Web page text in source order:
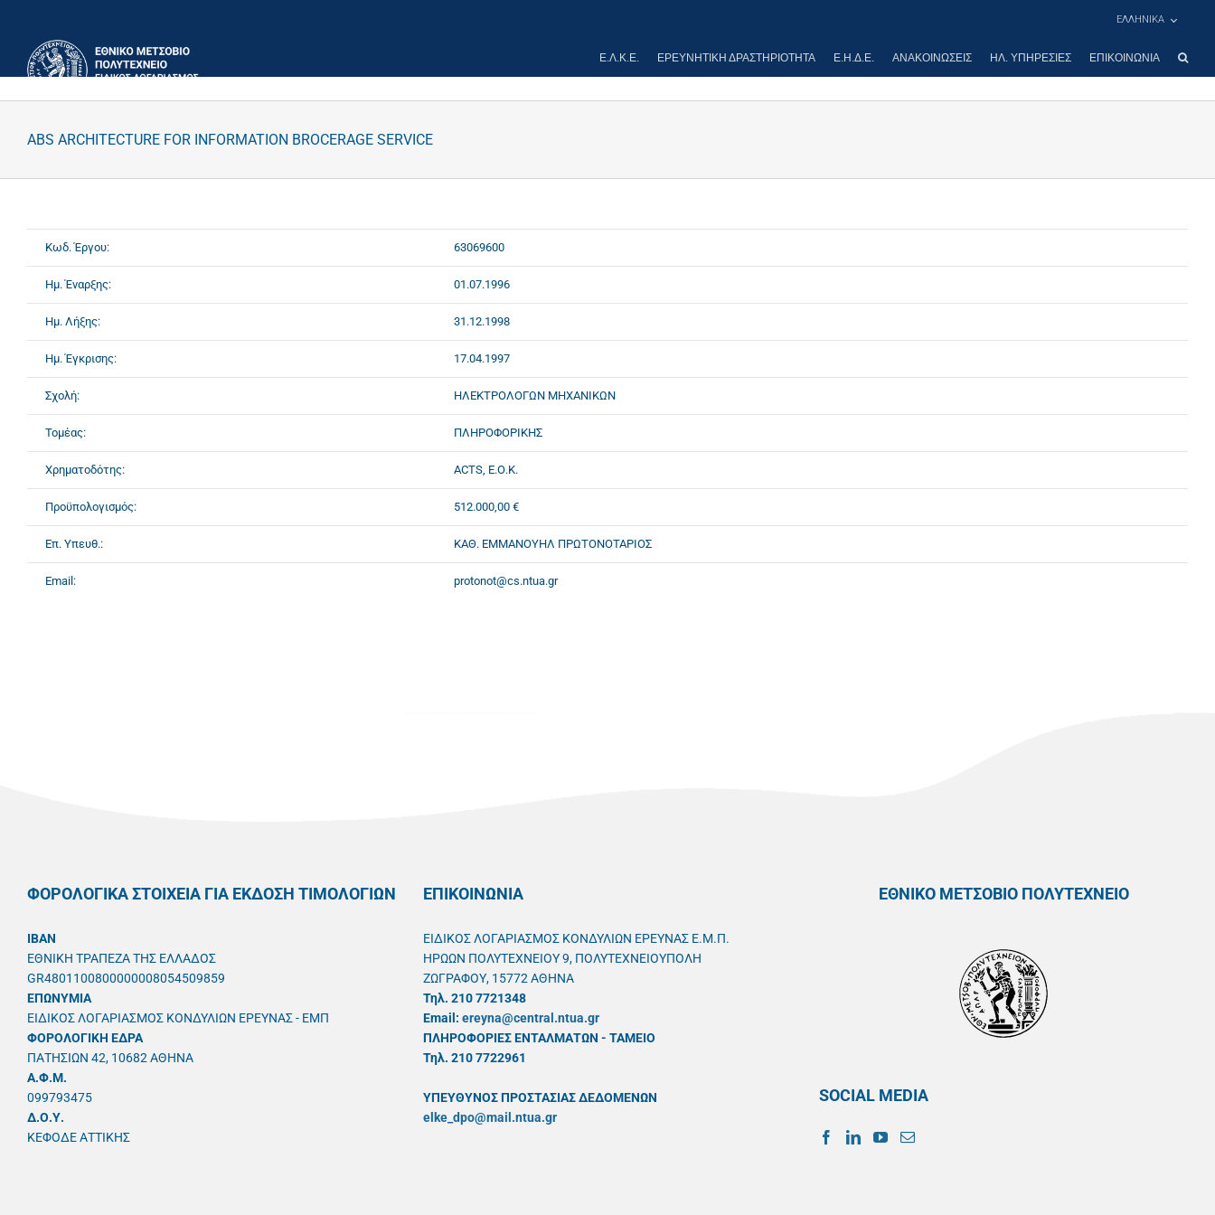
περιεχόμενο
ΕΛΛΗΝΙΚΑ
Ε.Λ.Κ.Ε. ΕΡΕΥΝΗΤΙΚΉ ΔΡΑΣΤΗΡΙΌΤΗΤΑ Ε.Η.Δ.Ε. ΑΝΑΚΟΙΝΏΣΕΙΣ ΗΛ. ΥΠΗΡΕΣΊΕΣ ΕΠΙΚΟΙΝΩΝΊΑ
ABS ARCHITECTURE FOR INFORMATION BROCERAGE SERVICE
Κωδ. Έργου: 63069600
Ημ. Έναρξης: 01.07.1996
Ημ. Λήξης: 31.12.1998
Ημ. Έγκρισης: 17.04.1997
Σχολή: ΗΛΕΚΤΡΟΛΟΓΩΝ ΜΗΧΑΝΙΚΩΝ
Τομέας: ΠΛΗΡΟΦΟΡΙΚΗΣ
Χρηματοδότης: ACTS, Ε.Ο.Κ.
Προϋπολογισμός: 512.000,00 €
Επ. Υπευθ.: ΚΑΘ. ΕΜΜΑΝΟΥΗΛ ΠΡΩΤΟΝΟΤΑΡΙΟΣ
Email: protonot@cs.ntua.gr
ΦΟΡΟΛΟΓΙΚΑ ΣΤΟΙΧΕΙΑ ΓΙΑ ΕΚΔΟΣΗ ΤΙΜΟΛΟΓΙΩΝ
IBAN
ΕΘΝΙΚΗ ΤΡΑΠΕΖΑ ΤΗΣ ΕΛΛΑΔΟΣ
GR4801100800000008054509859
ΕΠΩΝΥΜΙΑ
ΕΙΔΙΚΟΣ ΛΟΓΑΡΙΑΣΜΟΣ ΚΟΝΔΥΛΙΩΝ ΕΡΕΥΝΑΣ - ΕΜΠ
ΦΟΡΟΛΟΓΙΚΗ ΕΔΡΑ
ΠΑΤΗΣΙΩΝ 42, 10682 ΑΘΗΝΑ
A.Φ.Μ.
099793475
Δ.Ο.Υ.
ΚΕΦΟΔΕ ΑΤΤΙΚΗΣ
ΕΠΙΚΟΙΝΩΝΙΑ
ΕΙΔΙΚΟΣ ΛΟΓΑΡΙΑΣΜΟΣ ΚΟΝΔΥΛΙΩΝ ΕΡΕΥΝΑΣ Ε.Μ.Π.
ΗΡΩΩΝ ΠΟΛΥΤΕΧΝΕΙΟΥ 9, ΠΟΛΥΤΕΧΝΕΙΟΥΠΟΛΗ
ΖΩΓΡΑΦΟΥ, 15772 ΑΘΗΝΑ
Τηλ. 210 7721348
Email: ereyna@central.ntua.gr
ΠΛΗΡΟΦΟΡΙΕΣ ΕΝΤΑΛΜΑΤΩΝ - ΤΑΜΕΙΟ
Τηλ. 210 7722961
ΥΠΕΥΘYΝΟΣ ΠΡΟΣΤΑΣΙΑΣ ΔΕΔΟΜΕΝΩΝ
elke_dpo@mail.ntua.gr
ΕΘΝΙΚΟ ΜΕΤΣΟΒΙΟ ΠΟΛΥΤΕΧΝΕΙΟ
SOCIAL MEDIA